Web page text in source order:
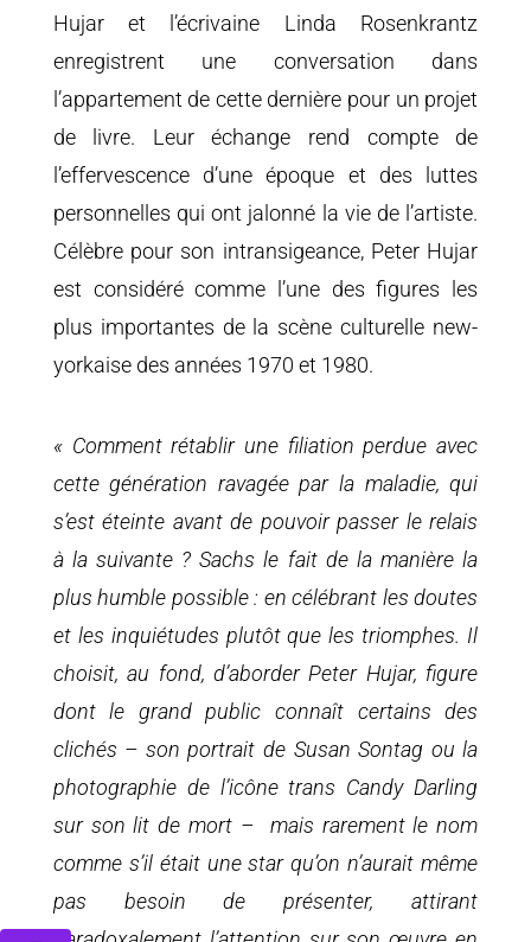
Hujar et l’écrivaine Linda Rosenkrantz
enregistrent une conversation dans
l’appartement de cette dernière pour un projet
de livre. Leur échange rend compte de
l’effervescence d’une époque et des luttes
personnelles qui ont jalonné la vie de l’artiste.
Célèbre pour son intransigeance, Peter Hujar
est considéré comme l’une des figures les
plus importantes de la scène culturelle new-
yorkaise des années 1970 et 1980.
« Comment rétablir une filiation perdue avec
cette génération ravagée par la maladie, qui
s’est éteinte avant de pouvoir passer le relais
à la suivante ? Sachs le fait de la manière la
plus humble possible : en célébrant les doutes
et les inquiétudes plutôt que les triomphes. Il
choisit, au fond, d’aborder Peter Hujar, figure
dont le grand public connaît certains des
clichés – son portrait de Susan Sontag ou la
photographie de l’icône trans Candy Darling
sur son lit de mort –
mais rarement le nom
comme s’il était une star qu’on n’aurait même
pas besoin de présenter, attirant